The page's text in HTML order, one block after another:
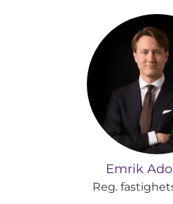
Emrik
Reg.